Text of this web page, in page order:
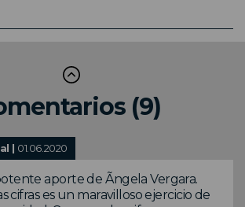
(9)
| 01.06.2020
aporte de Ãngela Vergara.
cifras es un maravilloso ejercicio de